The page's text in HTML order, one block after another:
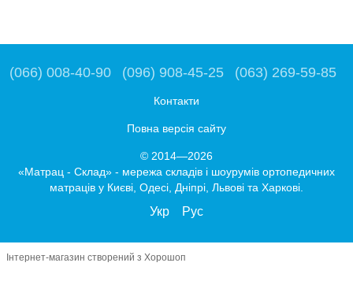
(066) 008-40-90 (096) 908-45-25 (063) 269-59-85
Контакти
Повна версія сайту
© 2014—2026
«Матрац - Склад» - мережа складів і шоурумів ортопедичних
матраців у Києві, Одесі, Дніпрі, Львові та Харкові.
Укр Рус
Інтернет-магазин створений з Хорошоп